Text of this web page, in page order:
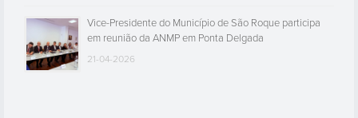
Vice-Presidente do Município de São Roque participa
em reunião da ANMP em Ponta Delgada
21-04-2026